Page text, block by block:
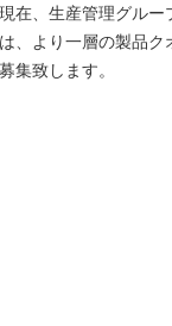
在、生産管理グルー
、より一層の製品ク
集致します。